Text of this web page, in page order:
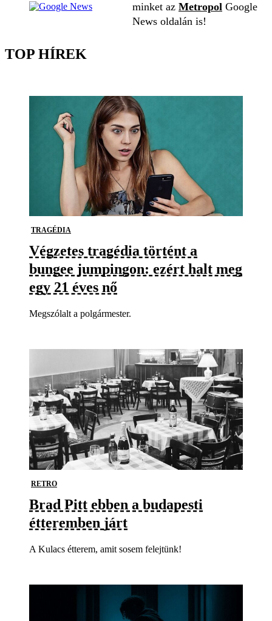
minket az Metropol Google
News oldalán is!
TOP HÍREK
TRAGÉDIA
Végzetes tragédia történt a
bungee jumpingon: ezért halt meg
egy 21 éves nő
Megszólalt a polgármester.
RETRO
Brad Pitt ebben a budapesti
étteremben járt
A Kulacs étterem, amit sosem felejtünk!